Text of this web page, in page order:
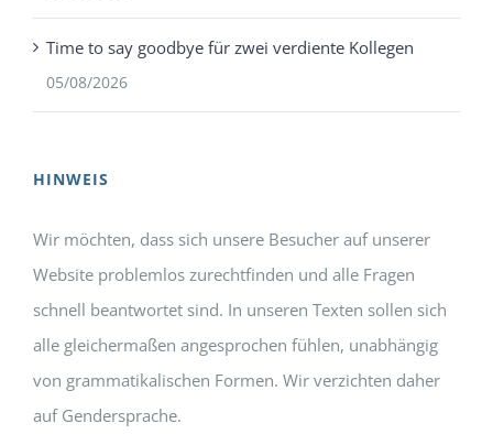
Time to say goodbye für zwei verdiente Kollegen
05/08/2026
HINWEIS
Wir möchten, dass sich unsere Besucher auf unserer
Website problemlos zurechtfinden und alle Fragen
schnell beantwortet sind. In unseren Texten sollen sich
alle gleichermaßen angesprochen fühlen, unabhängig
von grammatikalischen Formen. Wir verzichten daher
auf Gendersprache.